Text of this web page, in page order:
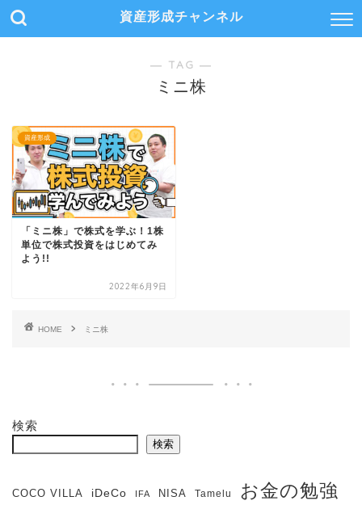
資産形成チャンネル
― TAG ―
ミニ株
資産形成
「ミニ株」で株式を学ぶ！1株
単位で株式投資をはじめてみ
よう!!
2022年6月9日
HOME ミニ株
検索
検索
COCO VILLA iDeCo IFA NISA Tamelu お金の勉強